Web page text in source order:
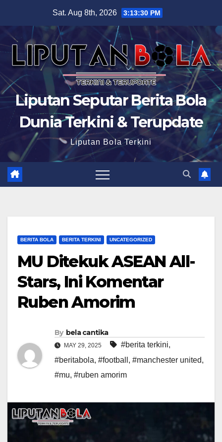
content
Sat. Aug 8th, 2026 3:13:31 PM
Liputan Seputar Berita Bola
Dunia Terkini & Terupdate
Liputan Bola Terkini
BERITA BOLA BERITA TERKINI UNCATEGORIZED
MU Ditekuk ASEAN All-
Stars, Ini Komentar
Ruben Amorim
By bela cantika
MAY 29, 2025 #berita terkini,
#beritabola, #football , #manchester united,
#mu, #ruben amorim